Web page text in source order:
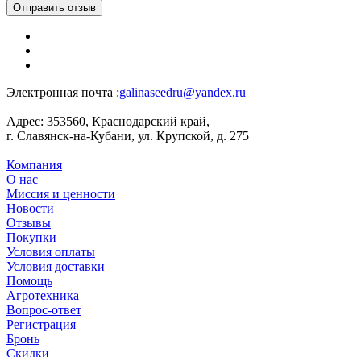
Отправить отзыв
Электронная почта :galinaseedru@yandex.ru
Адрес: 353560, Краснодарский край,
г. Славянск-на-Кубани, ул. Крупской, д. 275
Компания
О нас
Миссия и ценности
Новости
Отзывы
Покупки
Условия оплаты
Условия доставки
Помощь
Агротехника
Вопрос-ответ
Регистрация
Бронь
Скидки